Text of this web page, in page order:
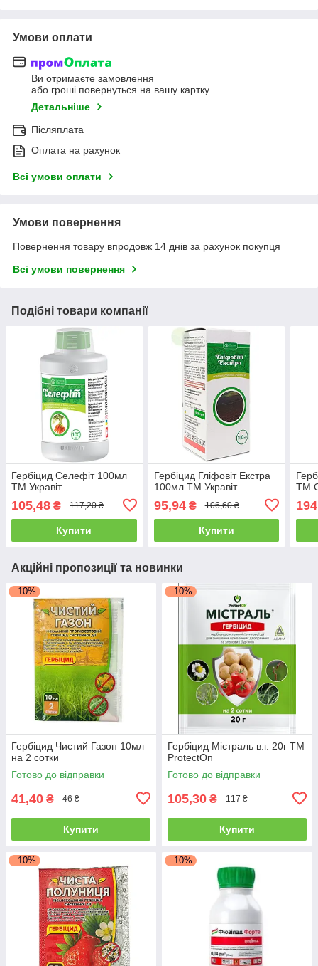
Умови оплати
Ви отримаєте замовлення
або гроші повернуться на вашу картку
Детальніше
Післяплата
Оплата на рахунок
Всі умови оплати
Умови повернення
Повернення товару впродовж 14 днів за рахунок покупця
Всі умови повернення
Подібні товари компанії
Гербіцид Селефіт 100мл
ТМ Укравіт
105,48 ₴ 117,20 ₴
Купити
Гербіцид Гліфовіт Екстра
100мл ТМ Укравіт
95,94₴ 106,60 ₴
Купити
ТМ
Акційні пропозиції та новинки
–10%
Гербіцид Чистий Газон 10мл
на 2 сотки
Готово до відправки
41,40 ₴ 46 ₴
Купити
–10%
Гербіцид Містраль в.г. 20г ТМ
ProtectOn
Готово до відправки
105,30 ₴ 117 ₴
Купити
–10% –10%